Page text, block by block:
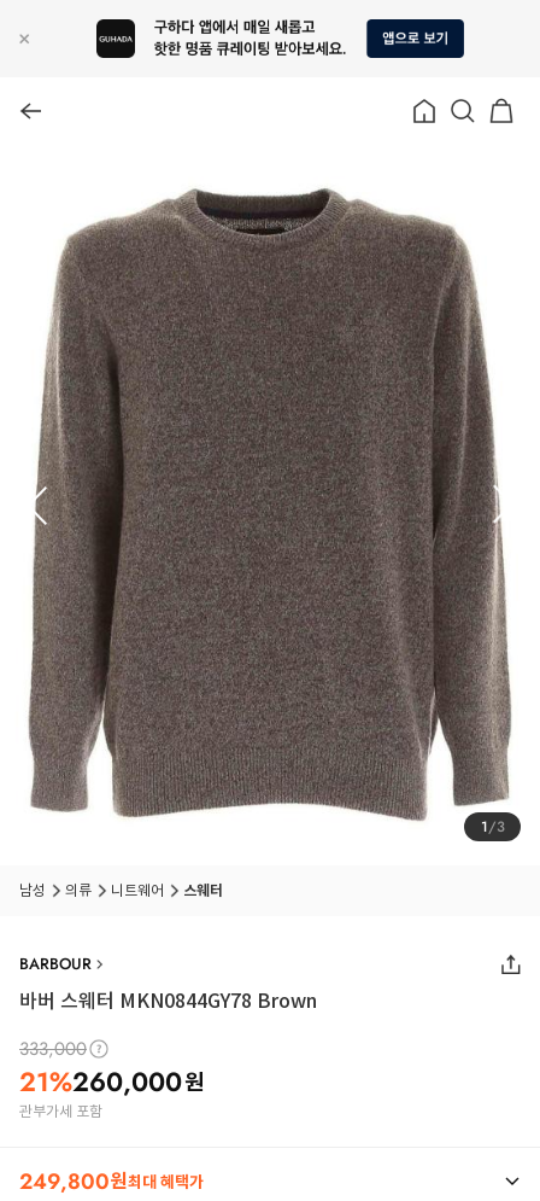
1/3
남성 의류 니트웨어 스웨터
BARBOUR
바버 스웨터 MKN0844GY78 Brown
333,000
21%260,000원
관부가세 포함
249,800원최대 혜택가